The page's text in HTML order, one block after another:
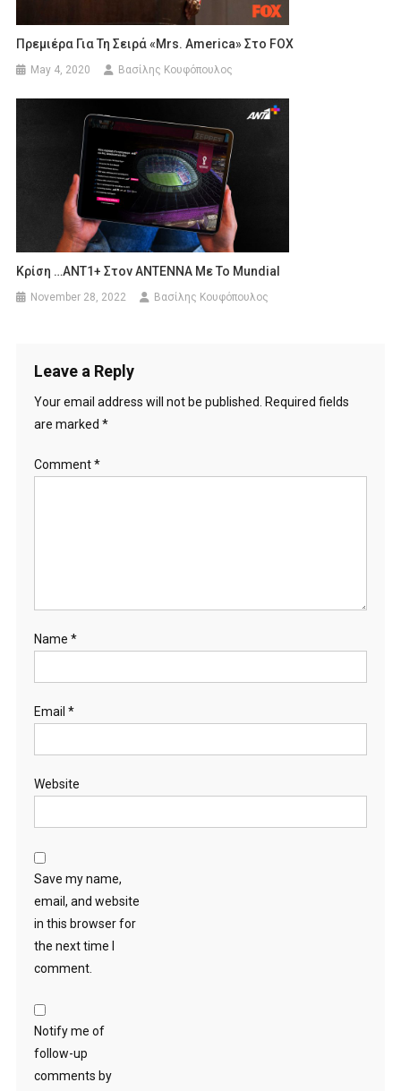
Πρεμιέρα Για Τη Σειρά «Mrs. America» Στο FOX
May 4, 2020 Βασίλης Κουφόπουλος
Κρίση …ΑΝΤ1+ Στον ΑΝΤΕΝΝΑ Με Το Mundial
November 28, 2022 Βασίλης Κουφόπουλος
Leave a Reply
Your email address will not be published.
Required fields
are marked *
Comment*
Name *
Email *
Website
Save my name,
email, and website
in this browser for
the next time I
comment.
Notify me of
follow-up
comments by